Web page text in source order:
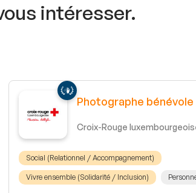
intéresser.
Photographe bénévole
Croix-Rouge
Social (Relationnel / Accompagnement)
Vivre ensemble (Solidarité / Inclusion)